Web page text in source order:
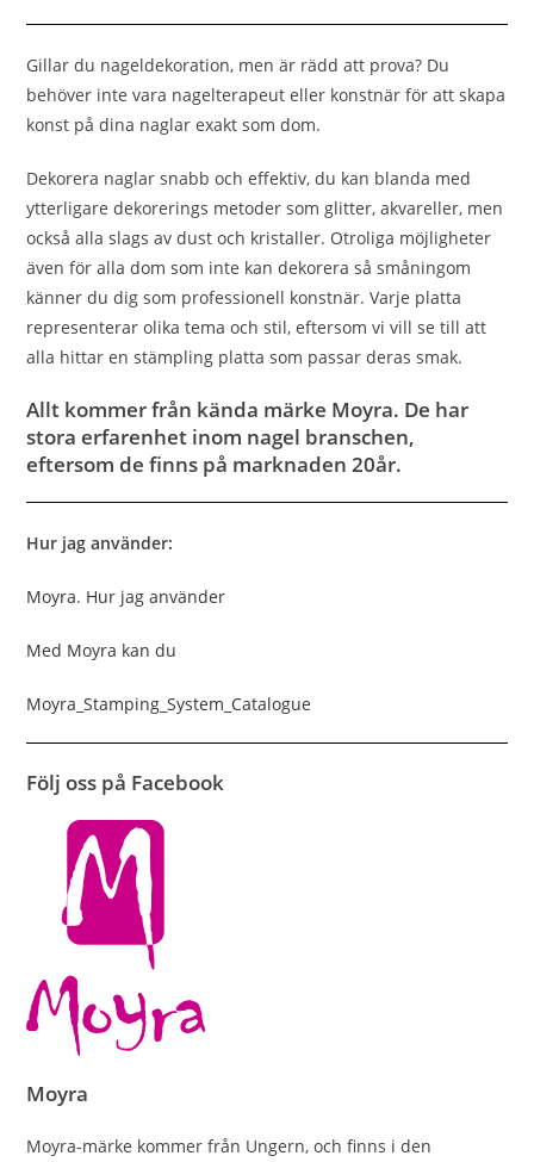
Gillar du nageldekoration, men är rädd att prova? Du
behöver inte vara nagelterapeut eller konstnär för att skapa
konst på dina naglar exakt som dom.
Dekorera naglar snabb och effektiv, du kan blanda med
ytterligare dekorerings metoder som glitter, akvareller, men
också alla slags av dust och kristaller. Otroliga möjligheter
även för alla dom som inte kan dekorera så småningom
känner du dig som professionell konstnär. Varje platta
representerar olika tema och stil, eftersom vi vill se till att
alla hittar en stämpling platta som passar deras smak.
Allt kommer från kända märke Moyra. De har
stora erfarenhet inom nagel branschen,
eftersom de finns på marknaden 20år.
Hur jag använder:
Moyra. Hur jag använder
Med Moyra kan du
Moyra_Stamping_System_Catalogue
Följ oss på Facebook
Moyra
Moyra-märke kommer från Ungern, och finns i den